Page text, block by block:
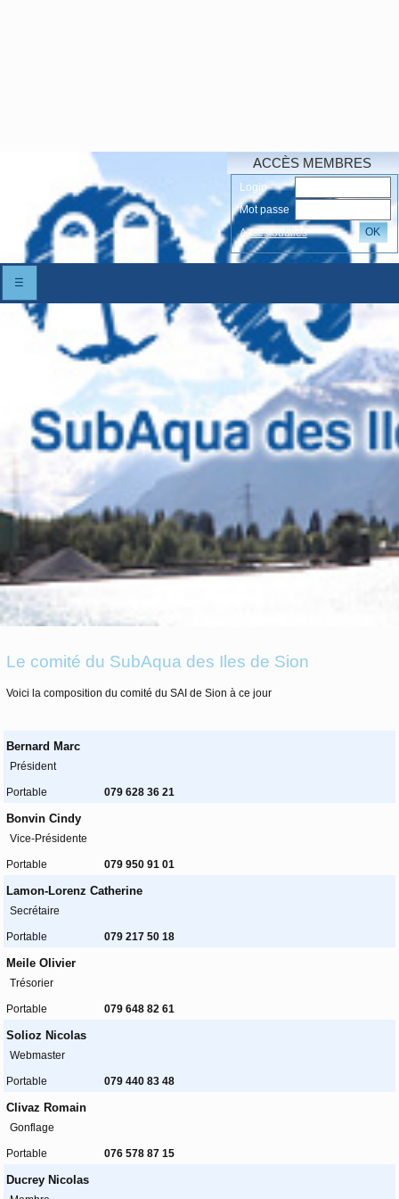
ACCÈS MEMBRES
Login
Mot passe
Accés oubliés
OK
☰
Le comité du SubAqua des Iles de Sion
Voici la composition du comité du SAI de Sion à ce jour
Bernard Marc
Président
Portable 079 628 36 21
Bonvin Cindy
Vice-Présidente
Portable 079 950 91 01
Lamon-Lorenz Catherine
Secrétaire
Portable 079 217 50 18
Meile Olivier
Trésorier
Portable 079 648 82 61
Solioz Nicolas
Webmaster
Portable 079 440 83 48
Clivaz Romain
Gonflage
Portable 076 578 87 15
Ducrey Nicolas